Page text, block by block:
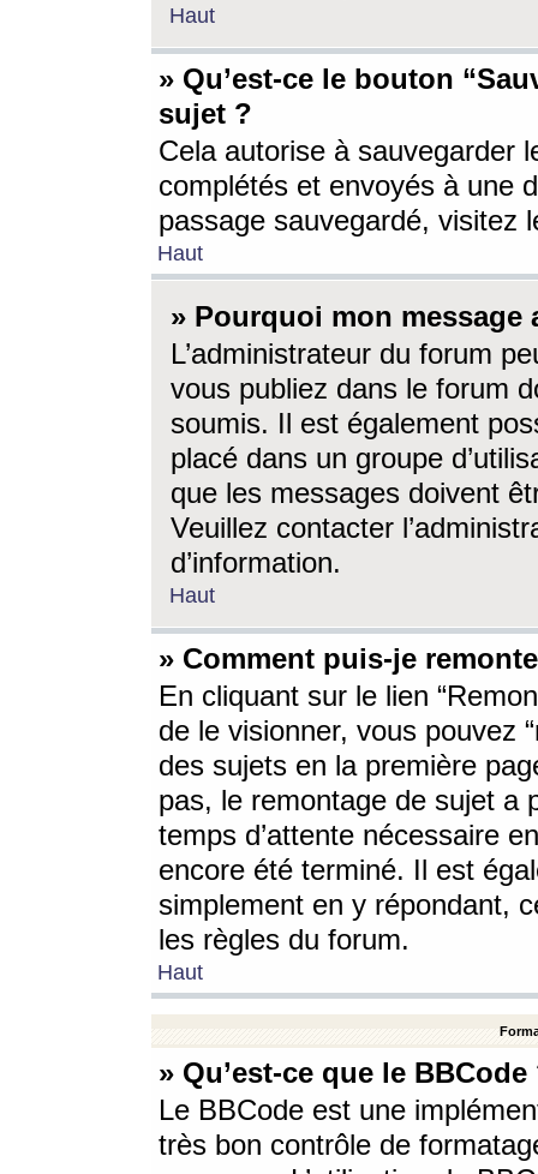
Haut
» Qu’est-ce le bouton
sujet ?
Cela autorise à sauvegarder
complétés et envoyés à une
passage sauvegardé, visitez
Haut
» Pourquoi mon message
L’administrateur du forum
vous publiez dans le forum
soumis. Il est également
placé dans un groupe
que les messages doivent
Veuillez contacter
d’information.
Haut
» Comment puis-je
En cliquant sur le lien
de le visionner, vous pouvez
des sujets en la première
pas, le remontage de sujet a
temps d’attente nécessaire
encore été terminé. Il est
simplement en y répondant,
les règles du forum.
Haut
» Qu’est-ce que le BBCode
Le BBCode est une
très bon contrôle de